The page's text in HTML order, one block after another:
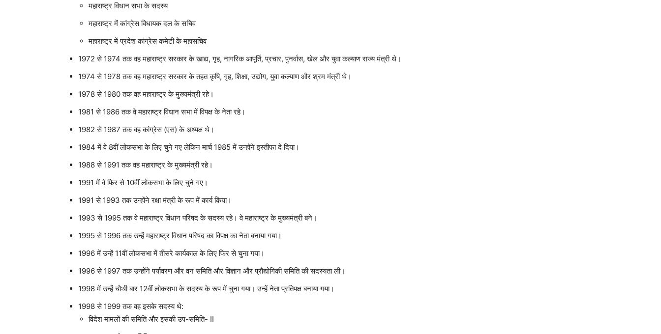
महाराष्ट्र विधान सभा के सदस्य
महाराष्ट्र में कांग्रेस विधायक दल के सचिव
महाराष्ट्र में प्रदेश कांग्रेस कमेटी के महासचिव
1972 से 1974 तक वह महाराष्ट्र सरकार के खाद्य, गृह, नागरिक आपूर्ति, प्रचार, पुनर्वास, खेल और युवा कल्याण राज्य मंत्री थे।
1974 से 1978 तक वह महाराष्ट्र सरकार के तहत कृषि, गृह, शिक्षा, उद्योग, युवा कल्याण और श्रम मंत्री थे।
1978 से 1980 तक वह महाराष्ट्र के मुख्यमंत्री रहे।
1981 से 1986 तक वे महाराष्ट्र विधान सभा में विपक्ष के नेता रहे।
1982 से 1987 तक वह कांग्रेस (एस) के अध्यक्ष थे।
1984 में वे 8वीं लोकसभा के लिए चुने गए लेकिन मार्च 1985 में उन्होंने इस्तीफा दे दिया।
1988 से 1991 तक वह महाराष्ट्र के मुख्यमंत्री रहे।
1991 में वे फिर से 10वीं लोकसभा के लिए चुने गए।
1991 से 1993 तक उन्होंने रक्षा मंत्री के रूप में कार्य किया।
1993 से 1995 तक वे महाराष्ट्र विधान परिषद के सदस्य रहे। वे महाराष्ट्र के मुख्यमंत्री बने।
1995 से 1996 तक उन्हें महाराष्ट्र विधान परिषद का विपक्ष का नेता बनाया गया।
1996 में उन्हें 11वीं लोकसभा में तीसरे कार्यकाल के लिए फिर से चुना गया।
1996 से 1997 तक उन्होंने पर्यावरण और वन समिति और विज्ञान और प्रौद्योगिकी समिति की सदस्यता ली।
1998 में उन्हें चौथी बार 12वीं लोकसभा के सदस्य के रूप में चुना गया। उन्हें नेता प्रतिपक्ष बनाया गया।
1998 से 1999 तक वह इसके सदस्य थे:
विदेश मामलों की समिति और इसकी उप-समिति- II